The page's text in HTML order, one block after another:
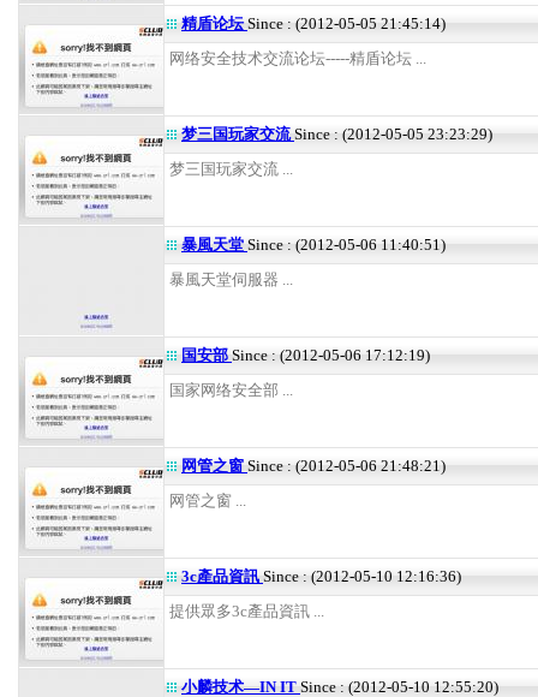
精盾论坛Since : (2012-05-05 21:45:14)
网络安全技术交流论坛-----精盾论坛 ...
梦三国玩家交流Since : (2012-05-05 23:23:29)
梦三国玩家交流 ...
暴風天堂 Since : (2012-05-06 11:40:51)
暴風天堂伺服器 ...
国安部 Since : (2012-05-06 17:12:19)
国家网络安全部 ...
网管之窗 Since : (2012-05-06 21:48:21)
网管之窗 ...
3c產品資訊 Since : (2012-05-10 12:16:36)
提供眾多3c產品資訊 ...
小麟技术—IN IT Since : (2012-05-10 12:55:20)